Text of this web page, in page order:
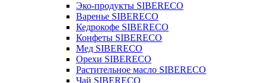
Эко-продукты SIBERECO
Варенье SIBERECO
Кедрокофе SIBERECO
Конфеты SIBERECO
Мед SIBERECO
Орехи SIBERECO
Растительное масло SIBERECO
Чай SIBERECO